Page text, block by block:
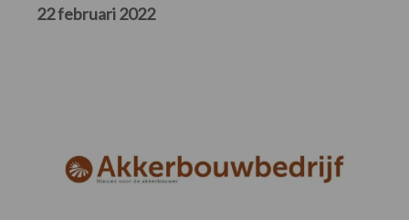
22 februari 2022